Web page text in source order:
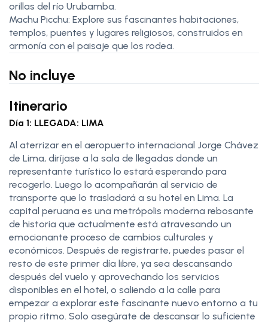
orillas del río Urubamba.
Machu Picchu: Explore sus fascinantes habitaciones,
templos, puentes y lugares religiosos, construidos en
armonía con el paisaje que los rodea.
No incluye
Itinerario
Día 1: LLEGADA: LIMA
Al aterrizar en el aeropuerto internacional Jorge Chávez
de Lima, diríjase a la sala de llegadas donde un
representante turístico lo estará esperando para
recogerlo. Luego lo acompañarán al servicio de
transporte que lo trasladará a su hotel en Lima. La
capital peruana es una metrópolis moderna rebosante
de historia que actualmente está atravesando un
emocionante proceso de cambios culturales y
económicos. Después de registrarte, puedes pasar el
resto de este primer día libre, ya sea descansando
después del vuelo y aprovechando los servicios
disponibles en el hotel, o saliendo a la calle para
empezar a explorar este fascinante nuevo entorno a tu
propio ritmo. Solo asegúrate de descansar lo suficiente